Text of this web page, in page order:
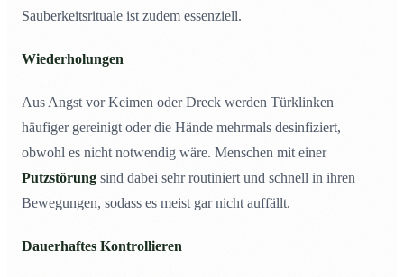
Sauberkeitsrituale ist zudem essenziell.
Wiederholungen
Aus Angst vor Keimen oder Dreck werden Türklinken
häufiger gereinigt oder die Hände mehrmals desinfiziert,
obwohl es nicht notwendig wäre. Menschen mit einer
Putzstörung sind dabei sehr routiniert und schnell in ihren
Bewegungen, sodass es meist gar nicht auffällt.
Dauerhaftes Kontrollieren